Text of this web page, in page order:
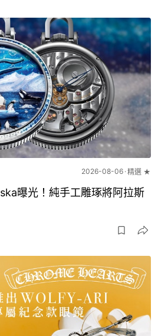
2026-08-06 精選 ★
曝光！純手工雕琢將阿拉斯